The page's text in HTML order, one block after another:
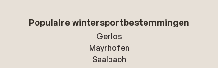
Populaire wintersportbestemmingen
Gerlos
Mayrhofen
Saalbach